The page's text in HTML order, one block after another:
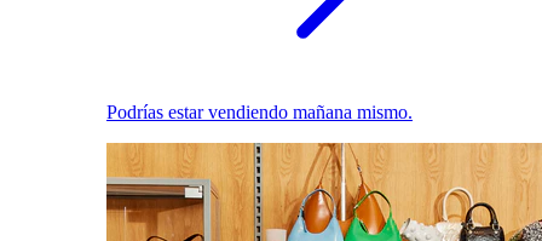
Podrías estar vendiendo mañana mismo.